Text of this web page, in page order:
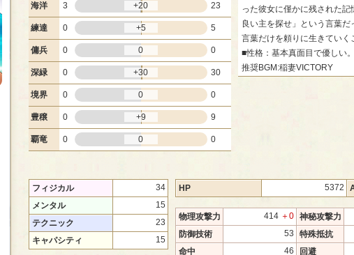
海洋 3 +20 23
練達 0 +5 5
傭兵 0 0 0
深緑 0 +30 30
境界 0 0 0
豊穣 0 +9 9
覇竜 0 0 0
った彼女に僅かに残された記
良い主を探せ」という言葉
言葉だけを頼りに生きていく
■性格：基本真面目で優しい
推奨BGM:稲妻VICTORY
フィジカル
34
メンタル
15
テクニック
23
キャパシティ
15
HP 5372
物理攻撃力 414 ＋0 神秘攻撃力
防御技術
53 特殊抵抗
命中
46 回避